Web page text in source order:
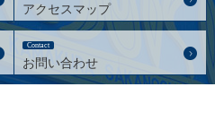
アクセスマップ
Contact
お問い合わせ